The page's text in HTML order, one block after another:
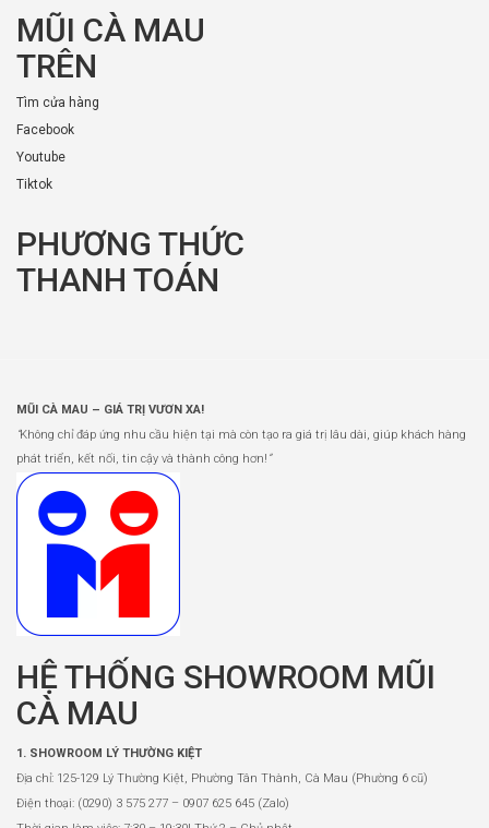
MŨI CÀ MAU
TRÊN
Tìm cửa hàng
Facebook
Youtube
Tiktok
PHƯƠNG THỨC
THANH TOÁN
MŨI CÀ MAU – GIÁ TRỊ VƯƠN XA!
“Không chỉ đáp ứng nhu cầu hiện tại mà còn tạo ra giá trị lâu dài, giúp khách hàng
phát triển, kết nối, tin cậy và thành công hơn! ”
HỆ THỐNG SHOWROOM MŨI
CÀ MAU
1. SHOWROOM LÝ THƯỜNG KIỆT
Địa chỉ: 125-129 Lý Thường Kiệt, Phường Tân Thành, Cà Mau (Phường 6 cũ)
Điện thoại: (0290) 3 575 277 – 0907 625 645 (Zalo)